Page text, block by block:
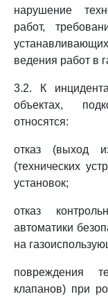
нарушение
работ,
ведения работ в
3.2. К
объектах,
относятся:
отказ (выход
(технических
установок;
отказ
автоматики
на
повреждения
клапанов) при